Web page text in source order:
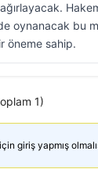
oynanacak bu
öneme sahip.
1)
giriş yapmış